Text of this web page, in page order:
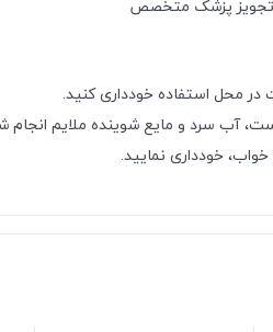
تجویز پزشک متخصص
محل استفاده خودداری کنید.
آب سرد و مایع شوینده ملایم انجام
خواب، خودداری نمایید.